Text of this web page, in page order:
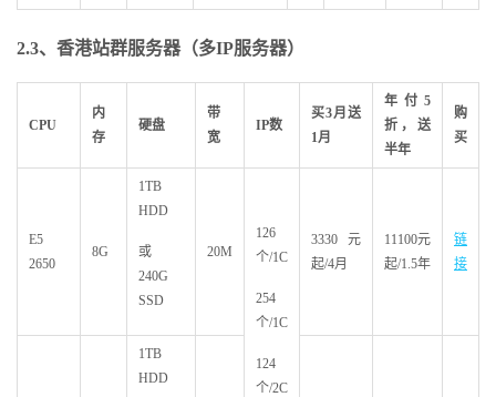
2.3、香港站群服务器（多IP服务器）
CPU
内
存
硬盘
带
宽
IP数
买3月送
1 月
年付5
折，送
半年
购
买
E5
2650
8G
1TB
HDD
或
240G
SSD
20M
126
个/1C
254
个/1C
124
个/2C
3330元
起/4月
11100元
起/1.5年
链
接
1TB
HDD